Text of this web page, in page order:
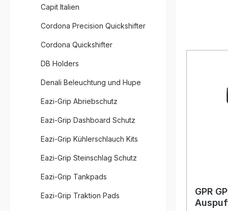
Capit Italien
Cordona Precision Quickshifter
Cordona Quickshifter
DB Holders
Denali Beleuchtung und Hupe
Eazi-Grip Abriebschutz
Eazi-Grip Dashboard Schutz
Eazi-Grip Kühlerschlauch Kits
Eazi-Grip Steinschlag Schutz
Eazi-Grip Tankpads
Eazi-Grip Traktion Pads
GPR